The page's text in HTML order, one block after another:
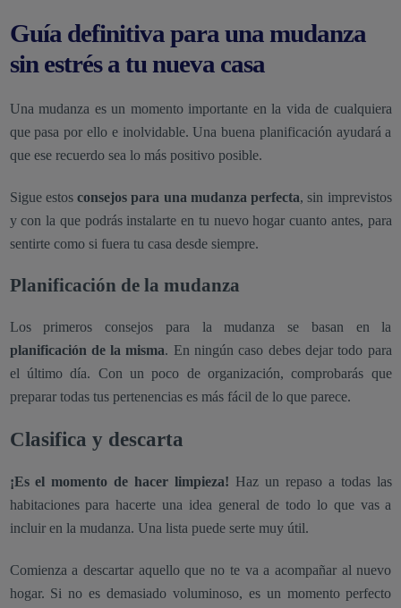
Guía definitiva para una mudanza
sin estrés a tu nueva casa
Una mudanza es un momento importante en la vida de cualquiera
que pasa por ello e inolvidable. Una buena planificación ayudará a
que ese recuerdo sea lo más positivo posible.
Sigue estos consejos para una mudanza perfecta, sin imprevistos
y con la que podrás instalarte en tu nuevo hogar cuanto antes, para
sentirte como si fuera tu casa desde siempre.
Planificación de la mudanza
Los primeros consejos para la mudanza se basan en la
planificación de la misma. En ningún caso debes dejar todo para
el último día. Con un poco de organización, comprobarás que
preparar todas tus pertenencias es más fácil de lo que parece.
Clasifica y descarta
¡Es el momento de hacer limpieza! Haz un repaso a todas las
habitaciones para hacerte una idea general de todo lo que vas a
incluir en la mudanza. Una lista puede serte muy útil.
Comienza a descartar aquello que no te va a acompañar al nuevo
hogar. Si no es demasiado voluminoso, es un momento perfecto